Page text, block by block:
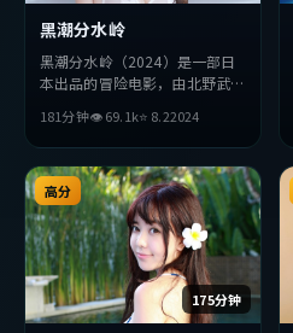
黑潮分水岭
黑潮分水岭（2024）是一部日
本出品的冒险电影，由北野武执
杨紫琼等主演。影片在叙事与视
听上力求突破，探讨人性与抉
择，节奏张弛有度，适合喜欢该
类型的观众完整观看。
181分钟👁69.1k⭐ 8.22024
175分钟
高分